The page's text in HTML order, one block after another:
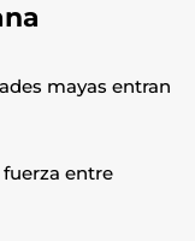
mayas entran
entre